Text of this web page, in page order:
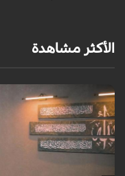
الأكثر مشاهدة